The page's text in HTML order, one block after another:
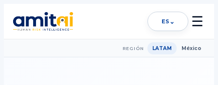
ES ⌄ ☰
REGIÓN LATAM México